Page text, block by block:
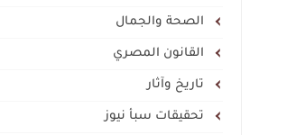
الصحة والجمال
القانون المصري
تاريخ وآثار
تحقيقات سبأ نيوز